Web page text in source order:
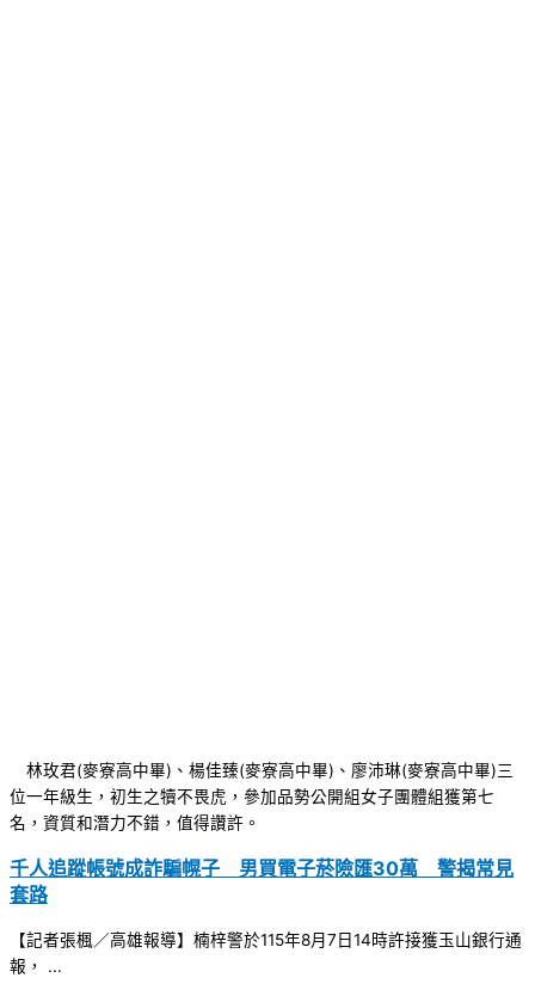
林玫君(麥寮高中畢)、楊佳臻(麥寮高中畢)、廖沛琳(麥寮高中畢)三
位一年級生，初生之犢不畏虎，參加品勢公開組女子團體組獲第七
名，資質和潛力不錯，值得讚許。
千人追蹤帳號成詐騙幌子 男買電子菸險匯30萬 警揭常見
套路
【記者張楓／高雄報導】楠梓警於115年8月7日14時許接獲玉山銀行通
報， ...